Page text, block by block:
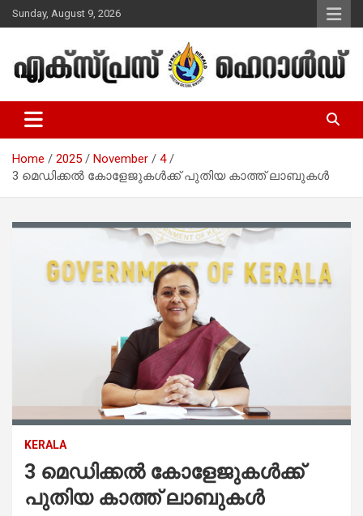
Skip
to
Sunday, August 9, 2026
Express Herald – Malayalam
Christian News
Home 2025 November
4
3 മെഡിക്കല്‍ കോളേജുകള്‍ക്ക് പുതിയ കാത്ത് ലാബുകള്‍
KERALA
3 മെഡിക്കല്‍ കോളേജുകള്‍ക്ക്
പുതിയ കാത്ത് ലാബുകള്‍